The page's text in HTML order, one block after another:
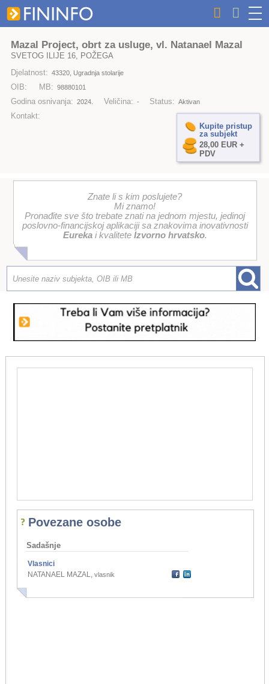
Mazal Project, obrt za usluge, vl. Natanael Mazal
SVETOG ILIJE 16, POŽEGA
Djelatnost: 43320, Ugradnja stolarije
OIB: MB: 98880101
Godina osnivanja: 2024. Veličina: - Status: Aktivan
Kontakt:
Kupite pristup
za subjekt
28,00 EUR +
PDV
Znate li s kim poslujete?
Mi znamo!
Pronađite sve što trebate znati na jednom mjestu, jedinoj
poslovno-financijskoj aplikaciji sa znakovima inovativnosti
Eurekai kvalitete Izvorno hrvatsko.
Povezane osobe
Sadašnje
Vlasnici
NATANAEL MAZAL, vlasnik